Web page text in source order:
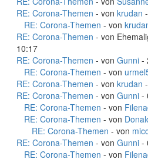
RE: Corona-Themen - von krudan
RE: Corona-Themen - von
RE: Corona-Themen - von
10:17
RE: Corona-Themen - von Gunni -
RE: Corona-Themen - von
RE: Corona-Themen - von krudan
RE: Corona-Themen - von Gunni -
RE: Corona-Themen - von
RE: Corona-Themen - von
RE: Corona-Themen - von
RE: Corona-Themen - von Gunni -
RE: Corona-Themen - von